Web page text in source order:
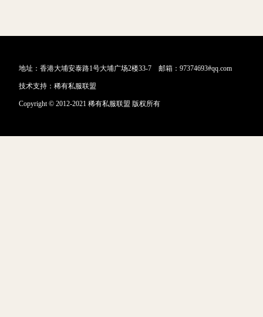
地址：香港大埔安泰路1号大埔广场2楼33-7 邮箱：97374693#qq.com
技术支持： 稀有私服联盟
Copyright © 2012-2021 稀有私服联盟 版权所有